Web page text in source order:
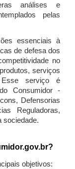
análises e
pelas
essenciais à
de defesa dos
no
serviços
serviço é
Consumidor -
Defensorias
Reguladoras,
sociedade.
objetivos: